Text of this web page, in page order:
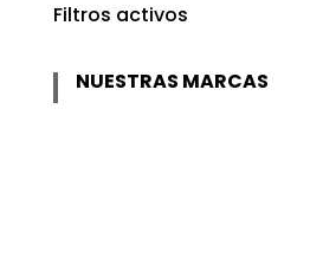
Filtros activos
NUESTRAS MARCAS